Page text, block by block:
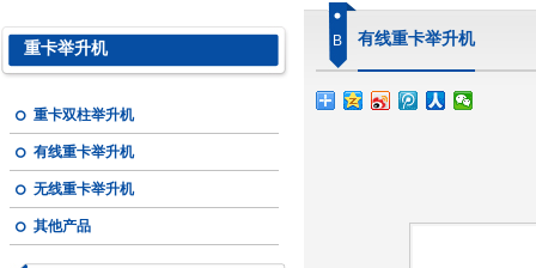
重卡举升机
重卡双柱举升机
有线重卡举升机
无线重卡举升机
其他产品
B 有线重卡举升机